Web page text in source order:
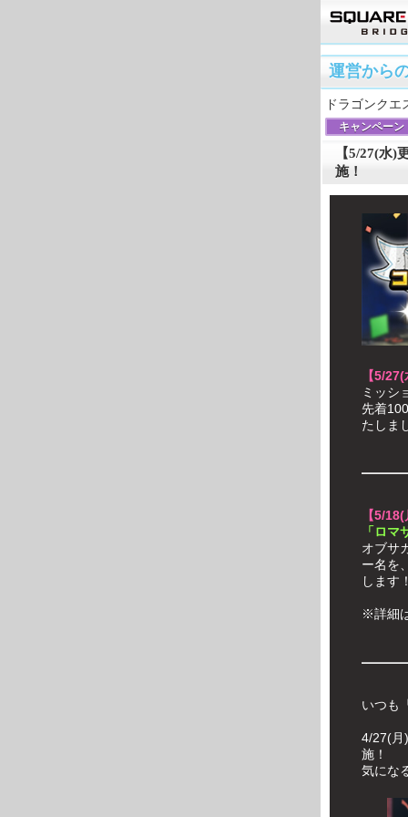
運営から
ドラゴンクエ
キャンペーン
【5/27(水)
施！
【5/
ミッシ
先着
たしま
【5/
「ロ
オブサ
ー名を
します
※詳細
いつも
4/27(月
施！
気にな